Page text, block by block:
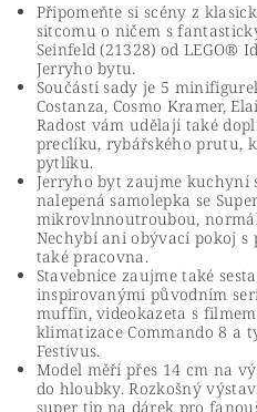
Připomeňte si scény z
sitcomu o ničem s
Seinfeld (21328) od LEGO®
Jerryho bytu.
Součástí sady je 5
Costanza, Cosmo Kramer,
Radost vám udělají také
preclíku, rybářského prutu,
pytlíku.
Jerryho byt zaujme kuchyní
nalepená samolepka se
mikrovlnnoutroubou,
Nechybí ani obývací pokoj s
také pracovna.
Stavebnice zaujme také
inspirovanými původním
muffin, videokazeta s
klimatizace Commando 8 a
Festivus.
Model měří přes 14 cm na
do hloubky. Rozkošný
super tip na dárek pro